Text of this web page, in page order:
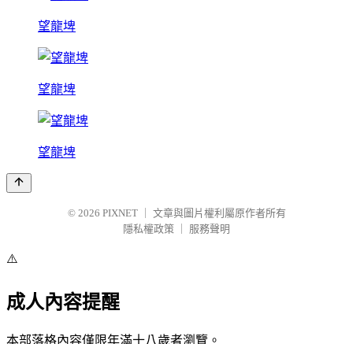
望龍埤
望龍埤
望龍埤
© 2026 PIXNET
文章與圖片權利屬原作者所有
隱私權政策
服務聲明
⚠️
成人內容提醒
本部落格內容僅限年滿十八歲者瀏覽。